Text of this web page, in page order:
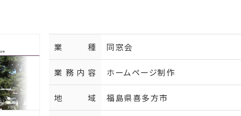
業種 同窓会
業務内容 ホームページ制作
地域 福島県喜多方市